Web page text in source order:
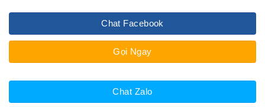
Chat Facebook
Gọi Ngay
Chat Zalo